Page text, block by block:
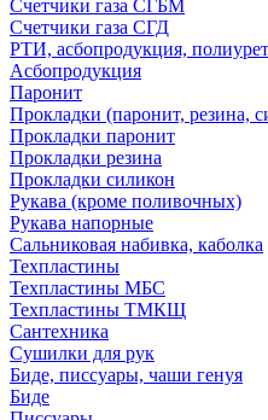
Счетчики газа СГБМ
Счетчики газа СГД
РТИ, асбопродукция,
Асбопродукция
Паронит
Прокладки (паронит, резина,
Прокладки паронит
Прокладки резина
Прокладки силикон
Рукава (кроме поливочных)
Рукава напорные
Сальниковая набивка, каболка
Техпластины
Техпластины МБС
Техпластины ТМКЩ
Сантехника
Сушилки для рук
Биде, писсуары, чаши генуя
Биде